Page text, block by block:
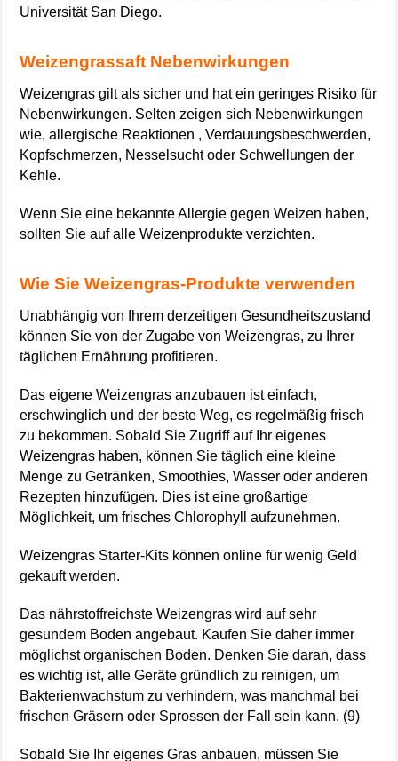
Universität San Diego.
Weizengrassaft Nebenwirkungen
Weizengras gilt als sicher und hat ein geringes Risiko für
Nebenwirkungen. Selten zeigen sich Nebenwirkungen
wie, allergische Reaktionen , Verdauungsbeschwerden,
Kopfschmerzen, Nesselsucht oder Schwellungen der
Kehle.
Wenn Sie eine bekannte Allergie gegen Weizen haben,
sollten Sie auf alle Weizenprodukte verzichten.
Wie Sie Weizengras-Produkte verwenden
Unabhängig von Ihrem derzeitigen Gesundheitszustand
können Sie von der Zugabe von Weizengras, zu Ihrer
täglichen Ernährung profitieren.
Das eigene Weizengras anzubauen ist einfach,
erschwinglich und der beste Weg, es regelmäßig frisch
zu bekommen. Sobald Sie Zugriff auf Ihr eigenes
Weizengras haben, können Sie täglich eine kleine
Menge zu Getränken, Smoothies, Wasser oder anderen
Rezepten hinzufügen. Dies ist eine großartige
Möglichkeit, um frisches Chlorophyll aufzunehmen.
Weizengras Starter-Kits können online für wenig Geld
gekauft werden.
Das nährstoffreichste Weizengras wird auf sehr
gesundem Boden angebaut. Kaufen Sie daher immer
möglichst organischen Boden. Denken Sie daran, dass
es wichtig ist, alle Geräte gründlich zu reinigen, um
Bakterienwachstum zu verhindern, was manchmal bei
frischen Gräsern oder Sprossen der Fall sein kann. (9)
Sobald Sie Ihr eigenes Gras anbauen, müssen Sie